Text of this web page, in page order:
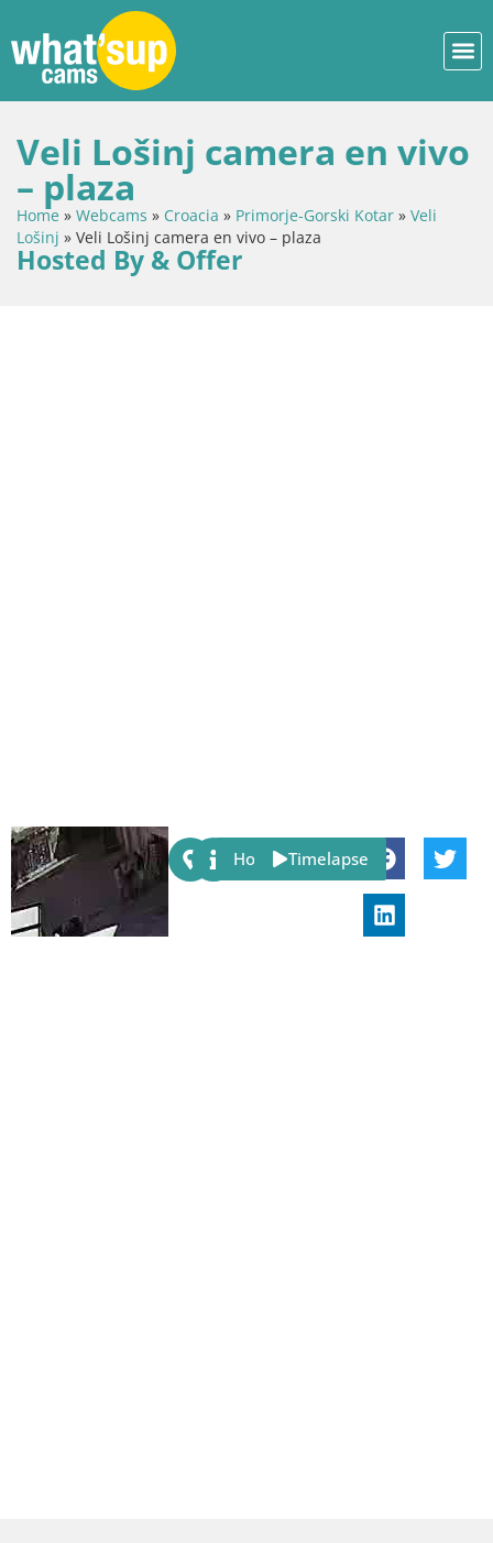
Veli Lošinj camera en vivo
– plaza
Home » Webcams » Croacia » Primorje-Gorski Kotar » Veli
Lošinj » Veli Lošinj camera en vivo – plaza
Hosted By & Offer
Share:
Host Timelapse